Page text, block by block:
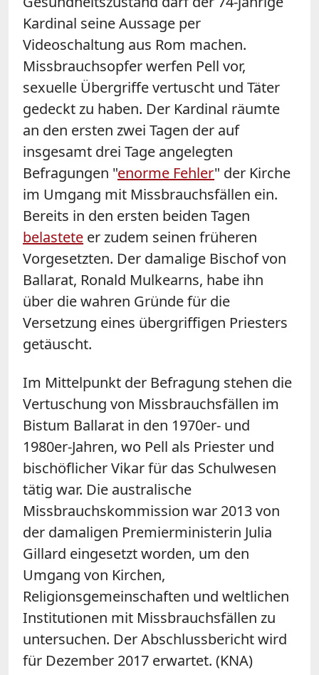
Kardinal seine Aussage per
Videoschaltung aus Rom machen.
Missbrauchsopfer werfen Pell vor,
sexuelle Übergriffe vertuscht und Täter
gedeckt zu haben. Der Kardinal räumte
an den ersten zwei Tagen der auf
insgesamt drei Tage angelegten
Befragungen "enorme Fehler" der Kirche
im Umgang mit Missbrauchsfällen ein.
Bereits in den ersten beiden Tagen
belastete er zudem seinen früheren
Vorgesetzten. Der damalige Bischof von
Ballarat, Ronald Mulkearns, habe ihn
über die wahren Gründe für die
Versetzung eines übergriffigen Priesters
getäuscht.
Im Mittelpunkt der Befragung stehen die
Vertuschung von Missbrauchsfällen im
Bistum Ballarat in den 1970er- und
1980er-Jahren, wo Pell als Priester und
bischöflicher Vikar für das Schulwesen
tätig war. Die australische
Missbrauchskommission war 2013 von
der damaligen Premierministerin Julia
Gillard eingesetzt worden, um den
Umgang von Kirchen,
Religionsgemeinschaften und weltlichen
Institutionen mit Missbrauchsfällen zu
untersuchen. Der Abschlussbericht wird
für Dezember 2017 erwartet. (KNA)